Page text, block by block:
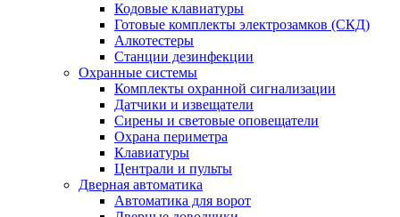
Кодовые клавиатуры
Готовые комплекты электрозамков (СКД)
Алкотестеры
Станции дезинфекции
Охранные системы
Комплекты охранной сигнализации
Датчики и извещатели
Сирены и световые оповещатели
Охрана периметра
Клавиатуры
Централи и пульты
Дверная автоматика
Автоматика для ворот